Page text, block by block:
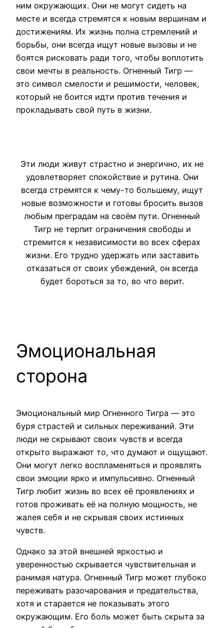
ним окружающих. Они не могут сидеть на
месте и всегда стремятся к новым вершинам и
достижениям. Их жизнь полна стремлений и
борьбы, они всегда ищут новые вызовы и не
боятся рисковать ради того, чтобы воплотить
свои мечты в реальность. Огненный Тигр —
это символ смелости и решимости, человек,
который не боится идти против течения и
прокладывать свой путь в жизни.
Эти люди живут страстно и энергично, их не
удовлетворяет спокойствие и рутина. Они
всегда стремятся к чему-то большему, ищут
новые возможности и готовы бросить вызов
любым преградам на своём пути. Огненный
Тигр не терпит ограничения свободы и
стремится к независимости во всех сферах
жизни. Его трудно удержать или заставить
отказаться от своих убеждений, он всегда
будет бороться за то, во что верит.
Эмоциональная
сторона
Эмоциональный мир Огненного Тигра — это
буря страстей и сильных переживаний. Эти
люди не скрывают своих чувств и всегда
открыто выражают то, что думают и ощущают.
Они могут легко воспламеняться и проявлять
свои эмоции ярко и импульсивно. Огненный
Тигр любит жизнь во всех её проявлениях и
готов проживать её на полную мощность, не
жалея себя и не скрывая своих истинных
чувств.
Однако за этой внешней яркостью и
уверенностью скрывается чувствительная и
ранимая натура. Огненный Тигр может глубоко
переживать разочарования и предательства,
хотя и старается не показывать этого
окружающим. Его боль может быть скрыта за